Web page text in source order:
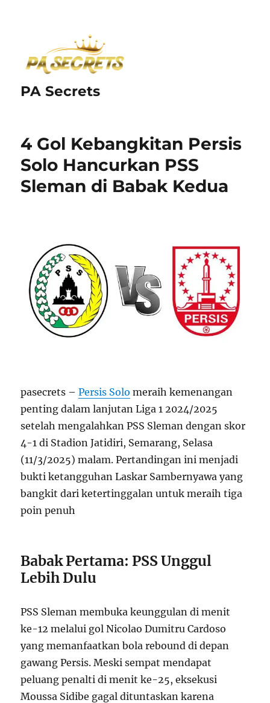
PA Secrets
4 Gol Kebangkitan Persis
Solo Hancurkan PSS
Sleman di Babak Kedua
pasecrets –Persis Solo meraih kemenangan
penting dalam lanjutan Liga 1 2024/2025
setelah mengalahkan PSS Sleman dengan skor
4-1 di Stadion Jatidiri, Semarang, Selasa
(11/3/2025) malam. Pertandingan ini menjadi
bukti ketangguhan Laskar Sambernyawa yang
bangkit dari ketertinggalan untuk meraih tiga
poin penuh
Babak Pertama: PSS Unggul
Lebih Dulu
PSS Sleman membuka keunggulan di menit
ke-12 melalui gol Nicolao Dumitru Cardoso
yang memanfaatkan bola rebound di depan
gawang Persis. Meski sempat mendapat
peluang penalti di menit ke-25, eksekusi
Moussa Sidibe gagal dituntaskan karena